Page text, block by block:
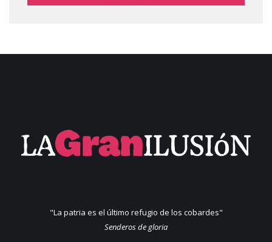
"La patria es el último refugio de los cobardes"
Senderos de gloria